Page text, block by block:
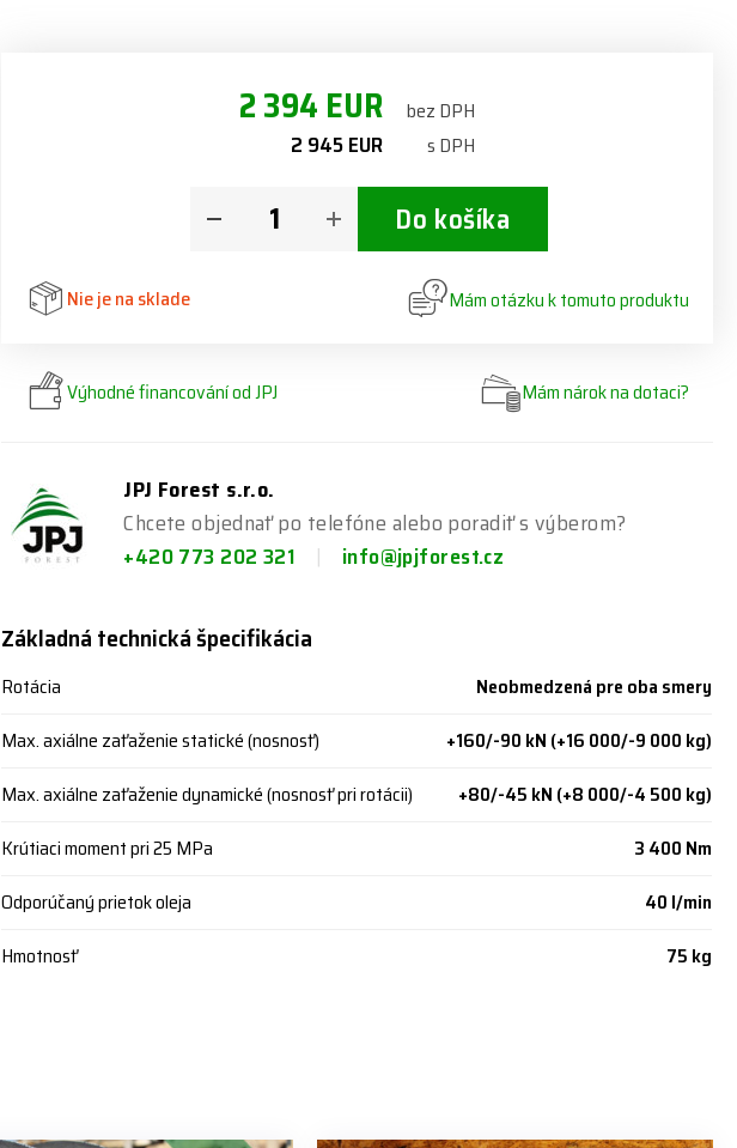
2 394 EUR bez DPH
2 945 EUR s DPH
Do košíka
Nie je na sklade Mám otázku k tomuto produktu
Výhodné financování od JPJ Mám nárok na dotaci?
JPJ Forest s.r.o.
Chcete objednať po telefóne alebo poradiť s výberom?
+420 773 202 321
info@jpjforest.cz
Základná technická špecifikácia
Rotácia
Neobmedzená pre oba smery
Max. axiálne zaťaženie statické (nosnosť)
+160/-90 kN (+16 000/-9 000 kg)
Max. axiálne zaťaženie dynamické (nosnosť pri rotácii)
+80/-45 kN (+8 000/-4 500 kg)
Krútiaci moment pri 25 MPa
3 400 Nm
Odporúčaný prietok oleja
40 l/min
Hmotnosť
75 kg